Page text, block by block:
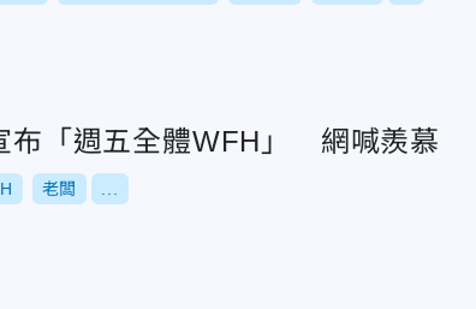
布「週五全體WFH」 網喊羨慕
老闆